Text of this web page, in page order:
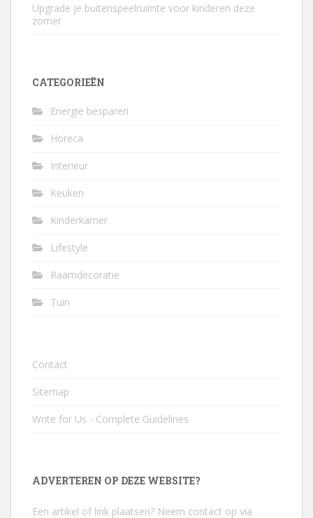
Upgrade je buitenspeelruimte voor kinderen deze
zomer
CATEGORIEËN
Energie besparen
Horeca
Interieur
Keuken
Kinderkamer
Lifestyle
Raamdecoratie
Tuin
Contact
Sitemap
Write for Us - Complete Guidelines
ADVERTEREN OP DEZE WEBSITE?
Een artikel of link plaatsen? Neem contact op via